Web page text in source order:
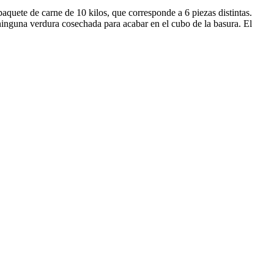
de carne de 10 kilos, que corresponde a 6 piezas distintas.
verdura cosechada para acabar en el cubo de la basura. El